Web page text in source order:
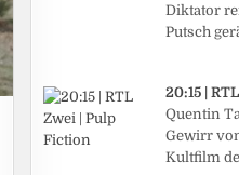
Diktator
Putsch
20:15 |
Quentin
Gewirr
Kultfilm